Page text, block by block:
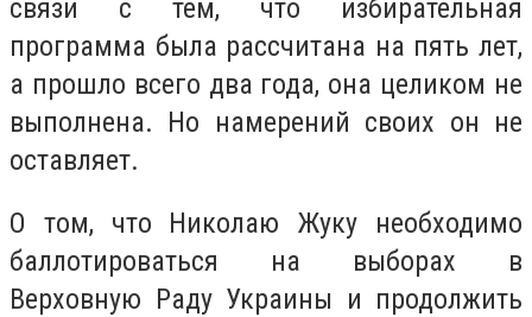
связи с тем, что избирательная
программа была рассчитана на пять лет,
а прошло всего два года, она целиком не
выполнена. Но намерений своих он не
оставляет.
О том, что Николаю Жуку необходимо
баллотироваться на выборах в
Верховную Раду Украины и продолжить